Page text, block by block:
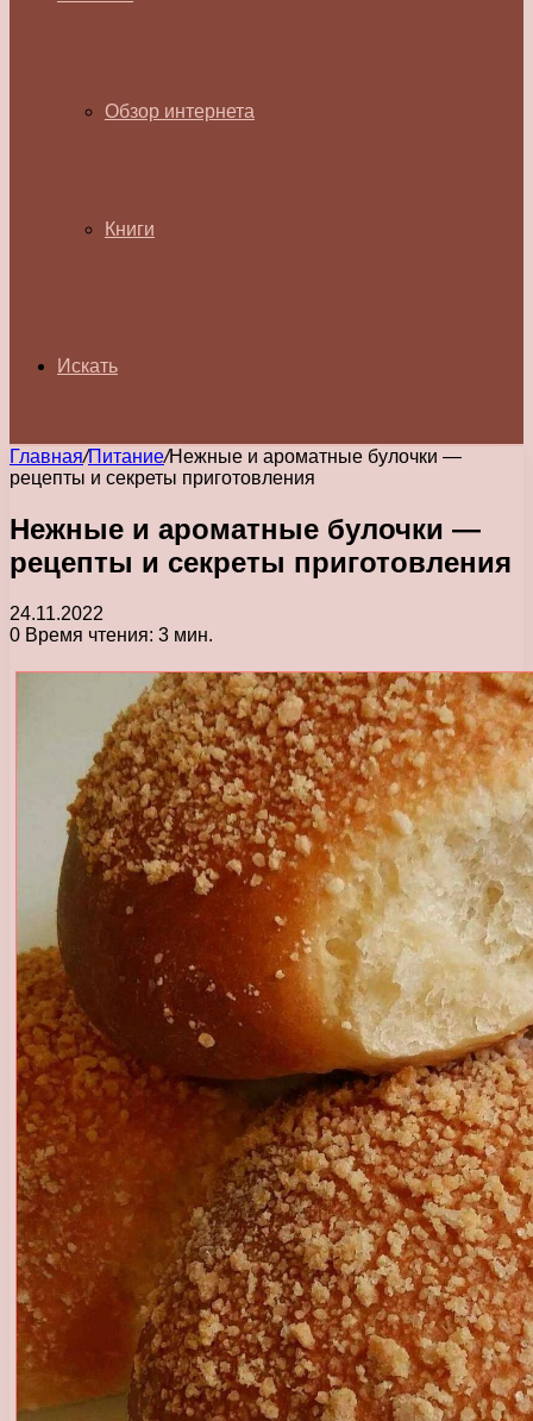
Обзор интернета
Книги
Искать
Главная/Питание/Нежные и ароматные булочки —
рецепты и секреты приготовления
Нежные и ароматные булочки —
рецепты и секреты приготовления
24.11.2022
0 Время чтения: 3 мин.